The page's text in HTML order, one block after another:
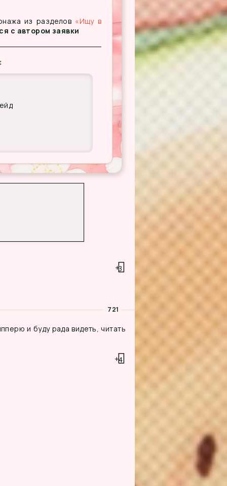
из разделов «Ищу в
с автором заявки
+3
721
и буду рада видеть, читать
+4